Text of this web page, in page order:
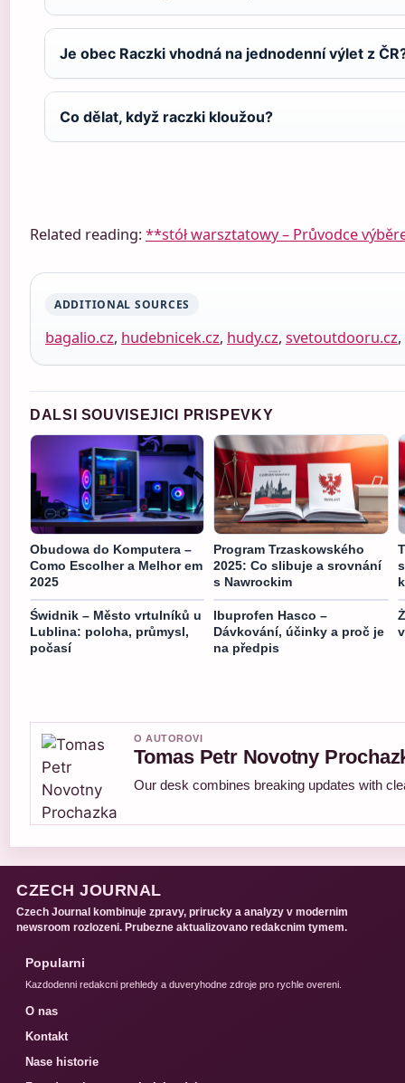
Je obec Raczki vhodná na jednodenní výlet z
Co dělat, když raczki kloužou?
Related reading:**stół warsztatowy – Průvodce
ADDITIONAL SOURCES
bagalio.cz, hudebnicek.cz, hudy.cz, svetoutdooru.cz,
DALSI SOUVISEJICI PRISPEVKY
Obudowa do Komputera –
Como Escolher a Melhor em
2025
Program Trzaskowského
2025: Co slibuje a srovnání
s Nawrockim
Świdnik – Město vrtulníků u
Lublina: poloha, průmysl,
počasí
Ibuprofen Hasco –
Dávkování, účinky a proč je
na předpis
O AUTOROVI
Tomas Petr Novotny
Our desk combines breaking updates with
CZECH JOURNAL
Czech Journal kombinuje zpravy, prirucky a analyzy v modernim
newsroom rozlozeni. Prubezne aktualizovano redakcnim tymem.
Popularni
Kazdodenni redakcni prehledy a duveryhodne zdroje pro rychle overeni.
O nas
Kontakt
Nase historie